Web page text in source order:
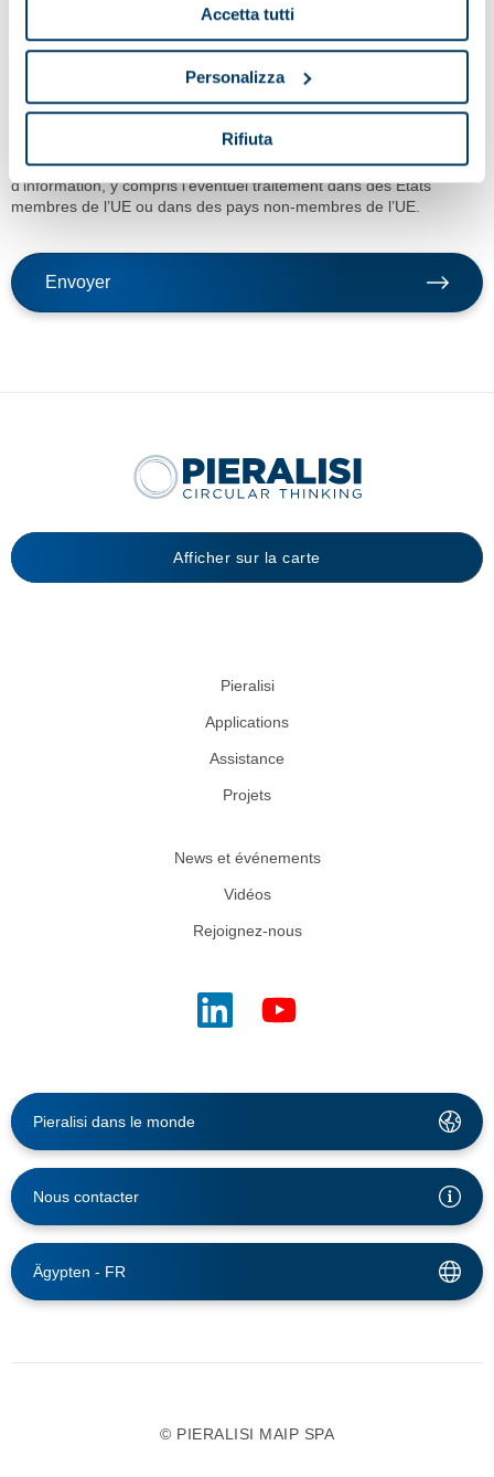
Accetta tutti
Personalizza
Rifiuta
En cliquant sur la touche envoyer, je confirme la demande du
consentement au traitement des données pour les finalités du
service et avec les modalités de traitement prévue dans ladite note
d’information, y compris l’éventuel traitement dans des États
membres de l’UE ou dans des pays non-membres de l’UE.
Envoyer
Afficher sur la carte
Pieralisi
Applications
Assistance
Projets
News et événements
Vidéos
Rejoignez-nous
Pieralisi dans le monde
Nous contacter
Ägypten - FR
© PIERALISI MAIP SPA